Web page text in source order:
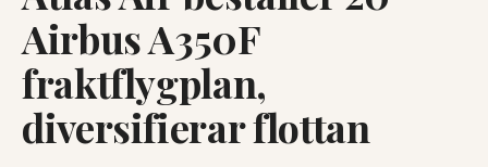
Airbus A350F
fraktflygplan,
diversifierar flottan